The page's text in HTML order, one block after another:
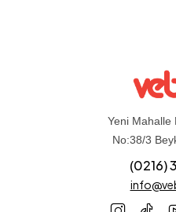
Yeni Mahalle
No:38/3
(0216)